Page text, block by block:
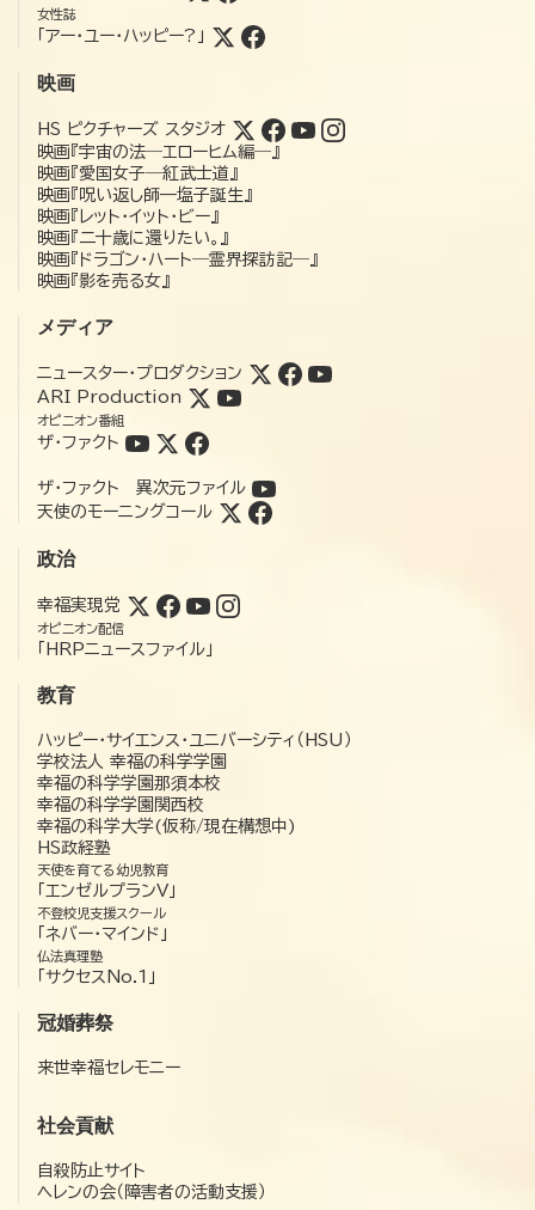
女性誌
「アー・ユー・ハッピー?」
映画
HS ピクチャーズ スタジオ
映画『宇宙の法―エローヒム編―』
映画『愛国女子―紅武士道』
映画『呪い返し師—塩子誕生』
映画『レット・イット・ビー』
映画『二十歳に還りたい。』
映画『ドラゴン・ハート―霊界探訪記―』
映画『影を売る女』
メディア
ニュースター・プロダクション
ARI Production
オピニオン番組
ザ・ファクト
ザ・ファクト 異次元ファイル
天使のモーニングコール
政治
幸福実現党
オピニオン配信
「HRPニュースファイル」
教育
ハッピー・サイエンス・ユニバーシティ（HSU）
学校法人 幸福の科学学園
幸福の科学学園那須本校
幸福の科学学園関西校
幸福の科学大学(仮称/現在構想中)
HS政経塾
天使を育てる幼児教育
「エンゼルプランV」
不登校児支援スクール
「ネバー・マインド」
仏法真理塾
「サクセスNo.1」
冠婚葬祭
来世幸福セレモニー
社会貢献
自殺防止サイト
ヘレンの会（障害者の活動支援）